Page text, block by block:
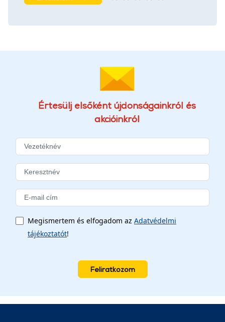
Értesülj elsőként újdonságainkról és
akcióinkról
Megismertem és elfogadom az Adatvédelmi
tájékoztatót!
Feliratkozom